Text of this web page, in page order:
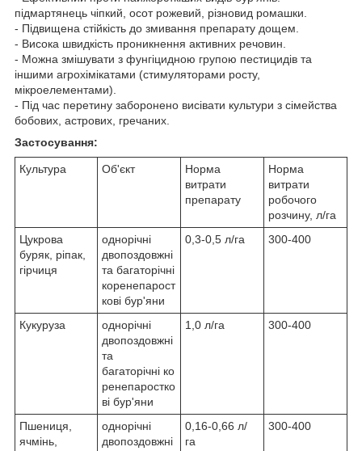
підмартянець чіпкий, осот рожевий, різновид ромашки.
- Підвищена стійкість до змивання препарату дощем.
- Висока швидкість проникнення активних речовин.
- Можна змішувати з фунгіцидною групою пестицидів та
іншими агрохімікатами (стимуляторами росту,
мікроелементами).
- Під час перетину заборонено висівати культури з сімейства
бобових, астрових, гречаних.
Застосування:
Культура Об'єкт
Норма
витрати
препарату
Норма
витрати
робочого
розчину, л/га
Цукрова
буряк, ріпак,
гірчиця
однорічні
двопоздовжні
та багаторічні
коренепарост
кові бур'яни
0,3-0,5 л/га 300-400
Кукуруза
однорічні
двопоздовжні
та
багаторічні ко
ренепаростко
ві бур'яни
1,0 л/га 300-400
Пшениця,
ячмінь,
однорічні
двопоздовжні
0,16-0,66 л/
га
300-400